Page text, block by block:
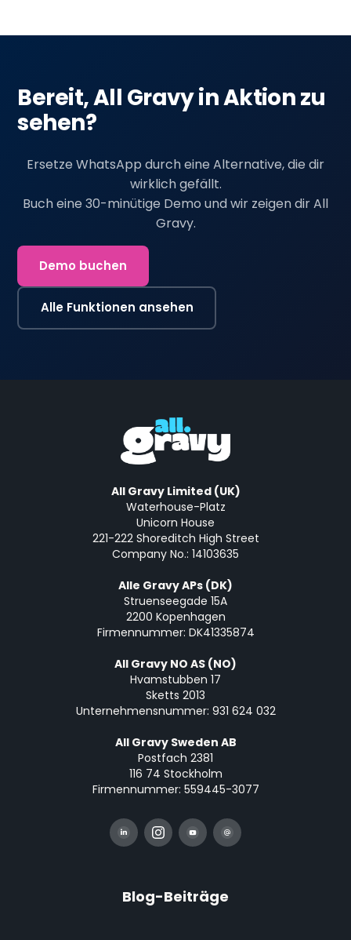
Bereit, All Gravy in Aktion zu
sehen?
Demo buchen
Alle Funktionen ansehen
Ersetze WhatsApp durch eine Alternative, die dir
wirklich gefällt.
Buch eine 30-minütige Demo und wir zeigen dir All
Gravy.
All Gravy Limited (UK)
Waterhouse-Platz
Unicorn House
221-222 Shoreditch High Street
Company No.: 14103635
Alle Gravy APs (DK)
Struenseegade 15A
2200 Kopenhagen
Firmennummer: DK41335874
All Gravy NO AS (NO)
Hvamstubben 17
Sketts 2013
Unternehmensnummer: 931 624 032
All Gravy Sweden AB
Postfach 2381
116 74 Stockholm
Firmennummer: 559445-3077
Blog-Beiträge